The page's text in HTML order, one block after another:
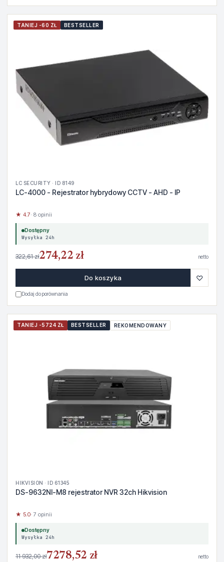
TANIEJ -60 ZŁ BESTSELLER
LC SECURITY · ID 8149
LC-4000 - Rejestrator hybrydowy CCTV - AHD - IP
★ 4.7· 8 opinii
Dostępny
Wysyłka 24h
322,61 zł274,22 zł netto
Do koszyka ♡
Dodaj do porównania
TANIEJ -5724 ZŁ BESTSELLER REKOMENDOWANY
HIKVISION · ID 61345
DS-9632NI-M8 rejestrator NVR 32ch Hikvision
★ 5.0· 7 opinii
Dostępny
Wysyłka 24h
11 932,00 zł7278,52 zł netto